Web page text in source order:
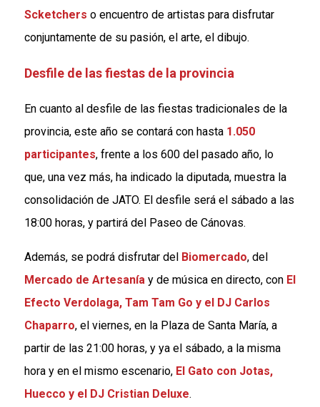
Scketchers o encuentro de artistas para disfrutar
conjuntamente de su pasión, el arte, el dibujo.
Desfile de las fiestas de la provincia
En cuanto al desfile de las fiestas tradicionales de la
provincia, este año se contará con hasta 1.050
participantes, frente a los 600 del pasado año, lo
que, una vez más, ha indicado la diputada, muestra la
consolidación de JATO. El desfile será el sábado a las
18:00 horas, y partirá del Paseo de Cánovas.
Además, se podrá disfrutar del Biomercado, del
Mercado de Artesaníay de música en directo, con El
Efecto Verdolaga, Tam Tam Go y el DJ Carlos
Chaparro, el viernes, en la Plaza de Santa María, a
partir de las 21:00 horas, y ya el sábado, a la misma
hora y en el mismo escenario, El Gato con Jotas,
Huecco y el DJ Cristian Deluxe.